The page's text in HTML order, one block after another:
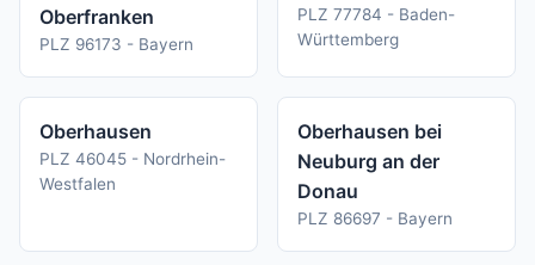
Oberfranken
PLZ 96173 - Bayern
PLZ 77784 - Baden-
Württemberg
Oberhausen
PLZ 46045 - Nordrhein-
Westfalen
Oberhausen bei
Neuburg an der
Donau
PLZ 86697 - Bayern